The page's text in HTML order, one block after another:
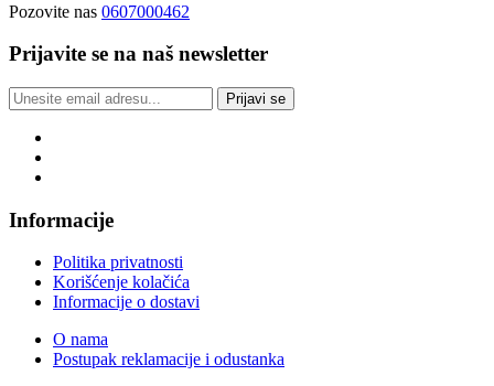
Pozovite nas 0607000462
Prijavite se na naš newsletter
Prijavi se
Informacije
Politika privatnosti
Korišćenje kolačića
Informacije o dostavi
O nama
Postupak reklamacije i odustanka